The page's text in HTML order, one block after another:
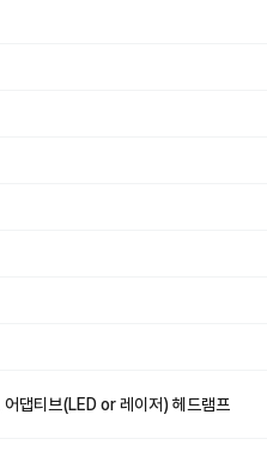
어댑티브(LED or 레이저) 헤드램프